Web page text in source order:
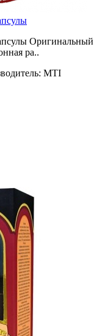
Оригинальный
ра..
MTI